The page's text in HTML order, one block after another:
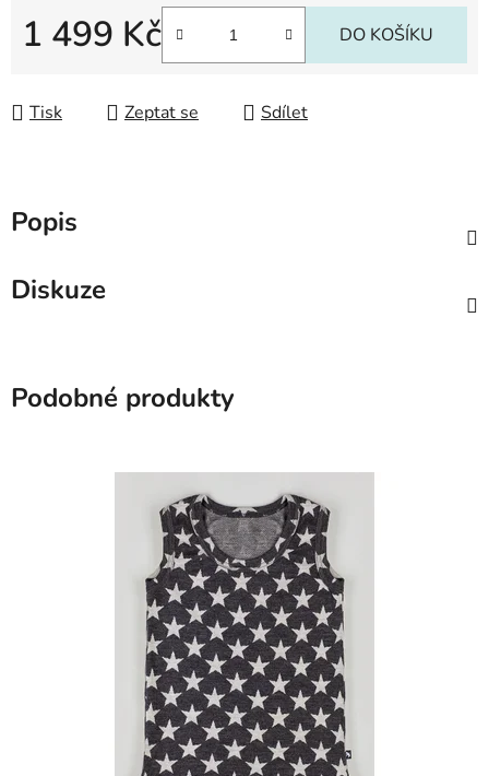
1 499 Kč DO KOŠÍKU
Tisk Zeptat se Sdílet
Popis
Diskuze
Podobné produkty